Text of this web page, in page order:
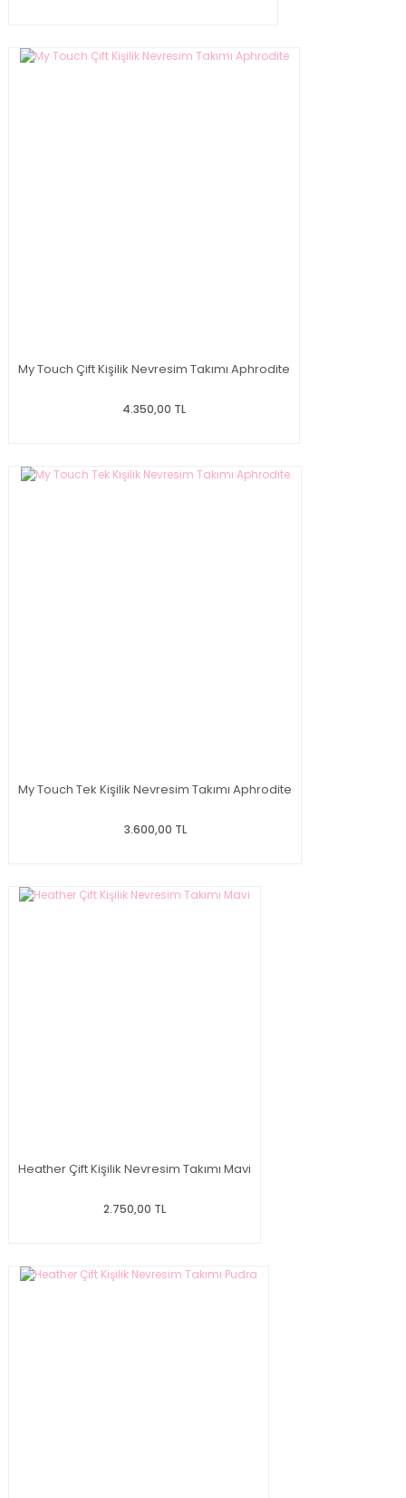
My Touch Çift Kişilik Nevresim Takımı Aphrodite
4.350,00 TL
My Touch Tek Kişilik Nevresim Takımı Aphrodite
3.600,00 TL
Heather Çift Kişilik Nevresim Takımı Mavi
2.750,00 TL